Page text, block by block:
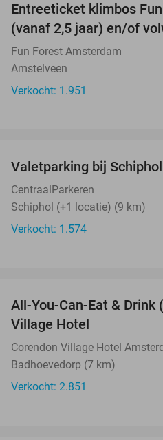
Entreeticket klimbos
(vanaf 2,5 jaar) en/of
Fun Forest Amsterdam
Amstelveen
Verkocht: 1.951
Valetparking bij Schiphol
CentraalParkeren
Schiphol (+1 locatie) (9 km)
Verkocht: 1.574
All-You-Can-Eat & Drink
Village Hotel
Corendon Village Hotel
Badhoevedorp (7 km)
Verkocht: 2.851